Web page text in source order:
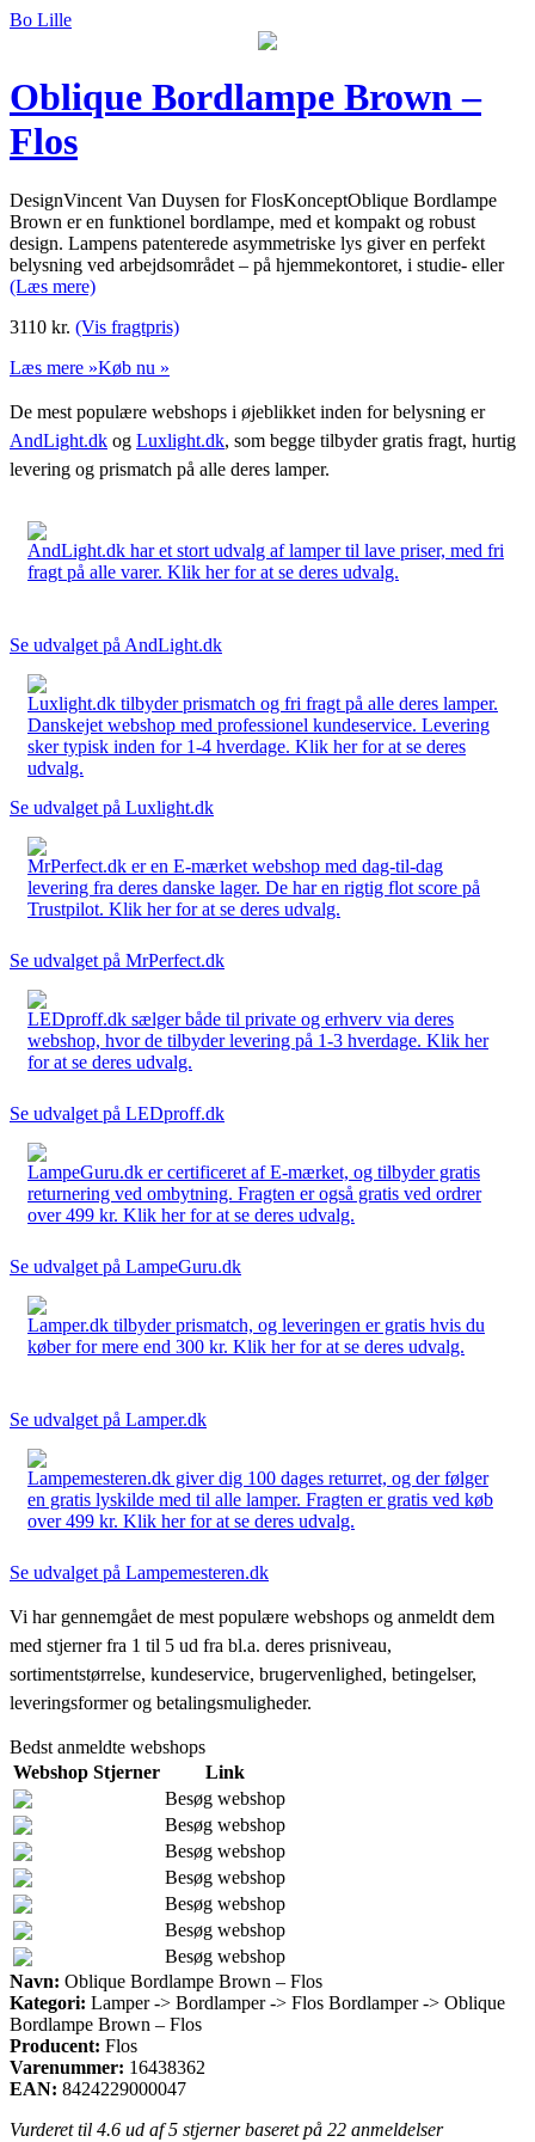
Bo Lille
Oblique Bordlampe Brown –
Flos
DesignVincent Van Duysen for FlosKonceptOblique Bordlampe
Brown er en funktionel bordlampe, med et kompakt og robust
design. Lampens patenterede asymmetriske lys giver en perfekt
belysning ved arbejdsområdet – på hjemmekontoret, i studie- eller
(Læs mere)
3110 kr. (Vis fragtpris)
Læs mere »Køb nu »
De mest populære webshops i øjeblikket inden for belysning er
AndLight.dk og Luxlight.dk, som begge tilbyder gratis fragt, hurtig
levering og prismatch på alle deres lamper.
AndLight.dk har et stort udvalg af lamper til lave priser, med fri
fragt på alle varer. Klik her for at se deres udvalg.
Se udvalget på AndLight.dk
Luxlight.dk tilbyder prismatch og fri fragt på alle deres lamper.
Danskejet webshop med professionel kundeservice. Levering
sker typisk inden for 1-4 hverdage. Klik her for at se deres
udvalg.
Se udvalget på Luxlight.dk
MrPerfect.dk er en E-mærket webshop med dag-til-dag
levering fra deres danske lager. De har en rigtig flot score på
Trustpilot. Klik her for at se deres udvalg.
Se udvalget på MrPerfect.dk
LEDproff.dk sælger både til private og erhverv via deres
webshop, hvor de tilbyder levering på 1-3 hverdage. Klik her
for at se deres udvalg.
Se udvalget på LEDproff.dk
LampeGuru.dk er certificeret af E-mærket, og tilbyder gratis
returnering ved ombytning. Fragten er også gratis ved ordrer
over 499 kr. Klik her for at se deres udvalg.
Se udvalget på LampeGuru.dk
Lamper.dk tilbyder prismatch, og leveringen er gratis hvis du
køber for mere end 300 kr. Klik her for at se deres udvalg.
Se udvalget på Lamper.dk
Lampemesteren.dk giver dig 100 dages returret, og der følger
en gratis lyskilde med til alle lamper. Fragten er gratis ved køb
over 499 kr. Klik her for at se deres udvalg.
Se udvalget på Lampemesteren.dk
Vi har gennemgået de mest populære webshops og anmeldt dem
med stjerner fra 1 til 5 ud fra bl.a. deres prisniveau,
sortimentstørrelse, kundeservice, brugervenlighed, betingelser,
leveringsformer og betalingsmuligheder.
Bedst anmeldte webshops
Webshop Stjerner
Link
Besøg webshop
Besøg webshop
Besøg webshop
Besøg webshop
Besøg webshop
Besøg webshop
Besøg webshop
Navn: Oblique Bordlampe Brown – Flos
Kategori: Lamper -> Bordlamper -> Flos Bordlamper -> Oblique
Bordlampe Brown – Flos
Producent: Flos
Varenummer: 16438362
EAN: 8424229000047
Vurderet til 4.6 ud af 5 stjerner baseret på 22 anmeldelser